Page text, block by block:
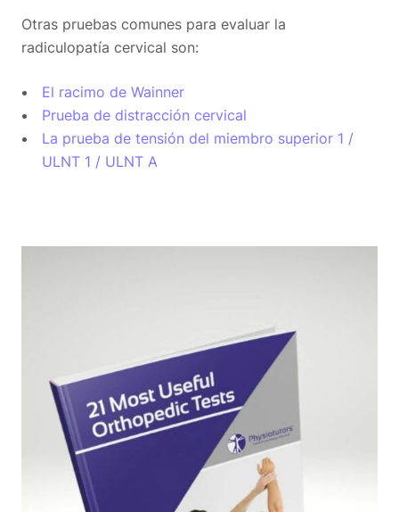
Otras pruebas comunes para evaluar la
radiculopatía cervical son:
El racimo de Wainner
Prueba de distracción cervical
La prueba de tensión del miembro superior 1 /
ULNT 1 / ULNT A